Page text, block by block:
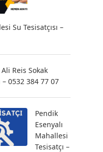
Su Tesisatçısı –
Reis Sokak
– 0532 384 77 07
Pendik
Esenyalı
Mahallesi
Tesisatçı –